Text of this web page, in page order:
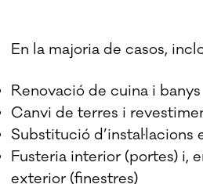
En la majoria de casos,
Renovació de cuina i banys
Canvi de terres i
Substitució d’instal·lacions
Fusteria interior (portes) i,
exterior (finestres)